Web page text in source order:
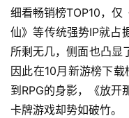
5
第
十
三
届
金
茶
细看畅销榜TOP10，仅
仙》等传统强势IP就占
所剩无几，侧面也凸显
因此在10月新游榜下
到RPG的身影，《放
卡牌游戏却势如破竹。